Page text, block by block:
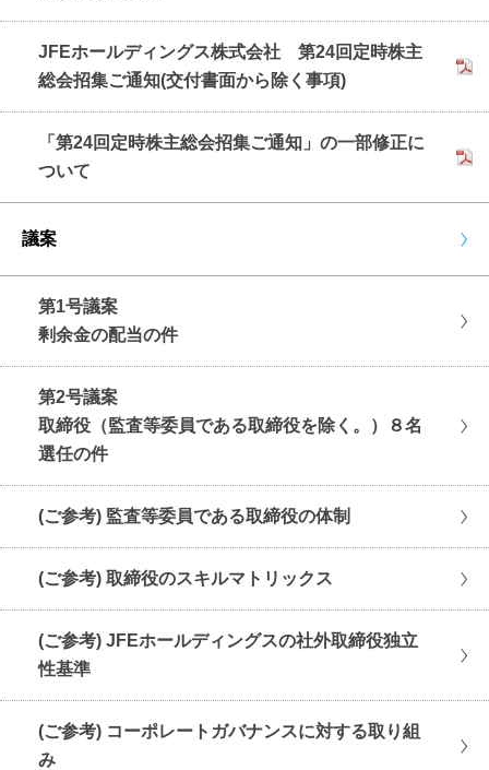
JFEホールディングス株式会社 第24回定時株主
総会招集ご通知(交付書面から除く事項)
「第24回定時株主総会招集ご通知」の一部修正に
ついて
議案
第1号議案
剰余金の配当の件
第2号議案
取締役（監査等委員である取締役を除く。）８名
選任の件
(ご参考) 監査等委員である取締役の体制
(ご参考) 取締役のスキルマトリックス
(ご参考) JFEホールディングスの社外取締役独立
性基準
(ご参考) コーポレートガバナンスに対する取り組
み